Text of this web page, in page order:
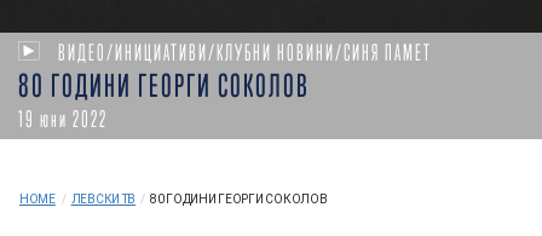
ВИДЕО/ИНИЦИАТИВИ/КЛУБНИ НОВИНИ/СИНЯ ПАМЕТ
80 ГОДИНИ ГЕОРГИ СОКОЛОВ
19 юни 2022
HOME / ЛЕВСКИ ТВ / 80 ГОДИНИ ГЕОРГИ СОКОЛОВ